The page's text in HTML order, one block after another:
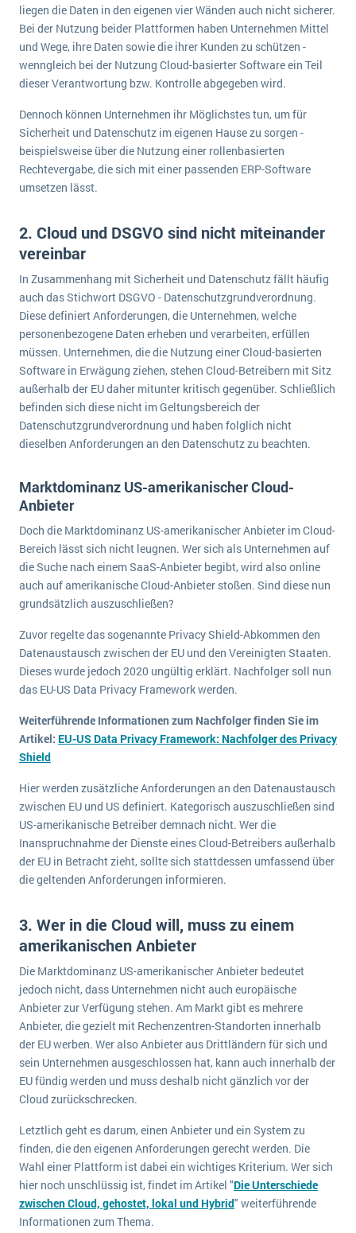
ERP News
SAP übernimmt Reltio für eine bessere
Datenintegration
Die „SaaSpocalypse“: Was ist das und was bedeutet es für die Zukunft von Unternehmenssoftware?
ERP-Trends in der Produktion
NACHRICHTENARCHIV
liegen die Daten in den eigenen vier Wänden auch nicht sicherer.
Bei der Nutzung beider Plattformen haben Unternehmen Mittel
und Wege, ihre Daten sowie die ihrer Kunden zu schützen -
wenngleich bei der Nutzung Cloud-basierter Software ein Teil
dieser Verantwortung bzw. Kontrolle abgegeben wird.
Dennoch können Unternehmen ihr Möglichstes tun, um für
Sicherheit und Datenschutz im eigenen Hause zu sorgen -
beispielsweise über die Nutzung einer rollenbasierten
Rechtevergabe, die sich mit einer passenden ERP-Software
umsetzen lässt.
2. Cloud und DSGVO sind nicht miteinander
vereinbar
In Zusammenhang mit Sicherheit und Datenschutz fällt häufig
auch das Stichwort DSGVO - Datenschutzgrundverordnung.
Diese definiert Anforderungen, die Unternehmen, welche
personenbezogene Daten erheben und verarbeiten, erfüllen
müssen. Unternehmen, die die Nutzung einer Cloud-basierten
Software in Erwägung ziehen, stehen Cloud-Betreibern mit Sitz
außerhalb der EU daher mitunter kritisch gegenüber. Schließlich
befinden sich diese nicht im Geltungsbereich der
Datenschutzgrundverordnung und haben folglich nicht
dieselben Anforderungen an den Datenschutz zu beachten.
Marktdominanz US-amerikanischer Cloud-
Anbieter
Doch die Marktdominanz US-amerikanischer Anbieter im Cloud-
Bereich lässt sich nicht leugnen. Wer sich als Unternehmen auf
die Suche nach einem SaaS-Anbieter begibt, wird also online
auch auf amerikanische Cloud-Anbieter stoßen. Sind diese nun
grundsätzlich auszuschließen?
Zuvor regelte das sogenannte Privacy Shield-Abkommen den
Datenaustausch zwischen der EU und den Vereinigten Staaten.
Dieses wurde jedoch 2020 ungültig erklärt. Nachfolger soll nun
das EU-US Data Privacy Framework werden.
Weiterführende Informationen zum Nachfolger finden Sie im
Artikel: EU-US Data Privacy Framework: Nachfolger des Privacy
Shield
Hier werden zusätzliche Anforderungen an den Datenaustausch
zwischen EU und US definiert. Kategorisch auszuschließen sind
US-amerikanische Betreiber demnach nicht. Wer die
Inanspruchnahme der Dienste eines Cloud-Betreibers außerhalb
der EU in Betracht zieht, sollte sich stattdessen umfassend über
die geltenden Anforderungen informieren.
3. Wer in die Cloud will, muss zu einem
amerikanischen Anbieter
Die Marktdominanz US-amerikanischer Anbieter bedeutet
jedoch nicht, dass Unternehmen nicht auch europäische
Anbieter zur Verfügung stehen. Am Markt gibt es mehrere
Anbieter, die gezielt mit Rechenzentren-Standorten innerhalb
der EU werben. Wer also Anbieter aus Drittländern für sich und
sein Unternehmen ausgeschlossen hat, kann auch innerhalb der
EU fündig werden und muss deshalb nicht gänzlich vor der
Cloud zurückschrecken.
Letztlich geht es darum, einen Anbieter und ein System zu
finden, die den eigenen Anforderungen gerecht werden. Die
Wahl einer Plattform ist dabei ein wichtiges Kriterium. Wer sich
hier noch unschlüssig ist, findet im Artikel "Die Unterschiede
zwischen Cloud, gehostet, lokal und Hybrid" weiterführende
Informationen zum Thema.